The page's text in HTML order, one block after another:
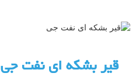
قیر بشکه ای نفت جی